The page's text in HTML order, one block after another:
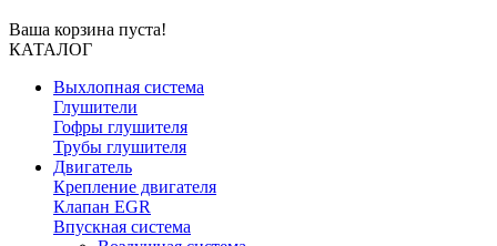
Ваша корзина пуста!
КАТАЛОГ
Выхлопная система
Глушители
Гофры глушителя
Трубы глушителя
Двигатель
Крепление двигателя
Клапан EGR
Впускная система